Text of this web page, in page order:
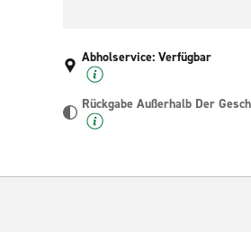
Abholservice: Verfügbar
Rückgabe Außerhalb Der